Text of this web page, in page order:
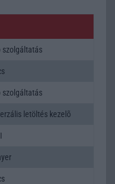
szolgáltatás
szolgáltatás
letöltés kezelõ